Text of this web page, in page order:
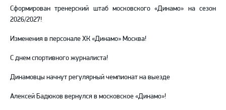
Сформирован тренерский штаб московского «Динамо» на сезон
2026/2027!
Изменения в персонале ХК «Динамо» Москва!
С днем спортивного журналиста!
Динамовцы начнут регулярный чемпионат на выезде
Алексей Бадюков вернулся в московское «Динамо»!